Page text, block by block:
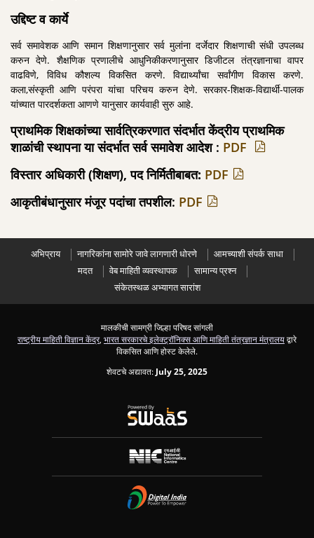
उद्दिष्ट व कार्ये
सर्व समावेशक आणि समान शिक्षणानुसार सर्व मुलांना दर्जेदार शिक्षणाची संधी उपलब्ध
करुन देणे. शैक्षणिक प्रणालीचे आधुनिकीकरणानुसार डिजीटल तंत्रज्ञानाचा वापर
वाढविणे, विविध कौशल्य विकसित करणे. विद्यार्थ्यांचा सर्वांगीण विकास करणे.
कला,संस्कृती आणि परंपरा यांचा परिचय करुन देणे. सरकार-शिक्षक-विद्यार्थी-पालक
यांच्यात पारदर्शकता आणणे यानुसार कार्यवाही सुरु आहे.
प्राथमिक शिक्षकांच्या सार्वत्रिकरणात संदर्भात केंद्रीय प्राथमिक
शाळांची स्थापना या संदर्भात सर्व समावेश आदेश : PDF
विस्तार अधिकारी (शिक्षण), पद निर्मितीबाबत: PDF
आकृतीबंधानुसार मंजूर पदांचा तपशील: PDF
अभिप्राय नागरिकांना सामोरे जावे लागणारी धोरणे
आमच्याशी संपर्क साधा
मदत
वेब माहिती व्यवस्थापक
सामान्य प्रश्न
संकेतस्थळ अभ्यागत सारांश
मालकीची सामग्री जिल्हा परिषद सांगली
राष्ट्रीय माहिती विज्ञान केंद्र, भारत सरकारचे इलेक्ट्रॉनिक्स आणि माहिती तंत्रज्ञान मंत्रालयद्वारे
विकसित आणि होस्ट केलेले.
शेवटचे अद्यावत: July 25, 2025